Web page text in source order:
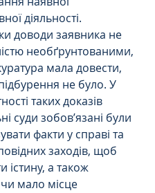
діяльності.
доводи заявника не
необґрунтованими,
мала довести,
не було. У
таких доказів
суди зобов’язані були
факти у справі та
заходів, щоб
істину, а також
чи мало місце